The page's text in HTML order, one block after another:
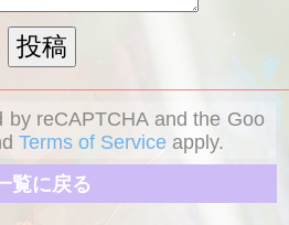
by reCAPTCHA and the Goo
Terms of Service apply.
覧に戻る